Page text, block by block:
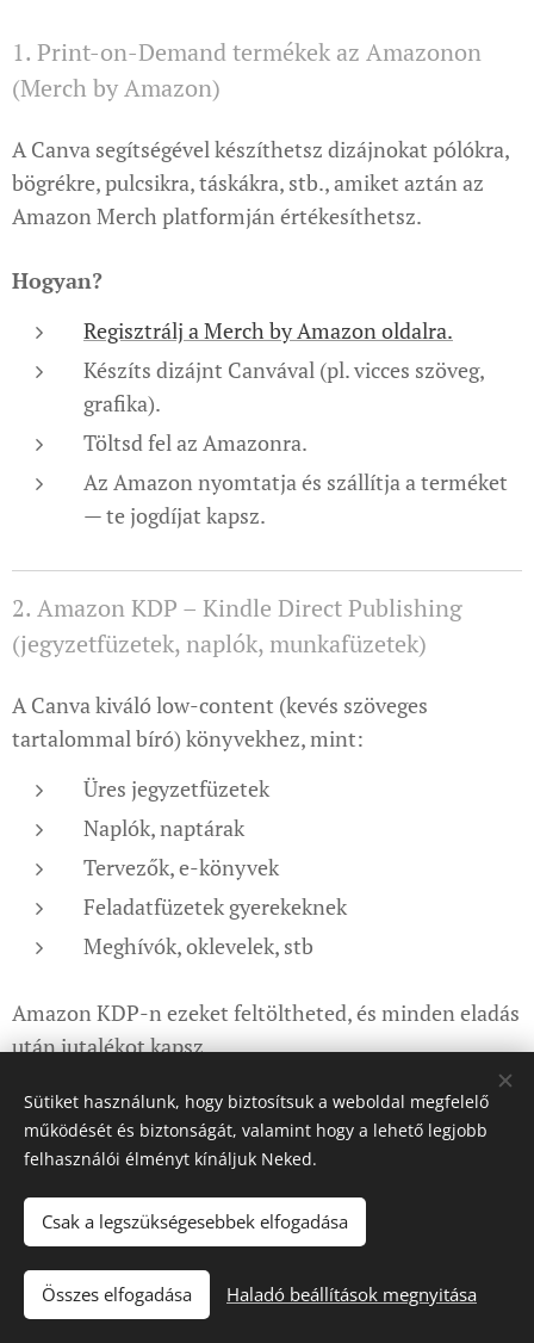
1. Print-on-Demand termékek az Amazonon
(Merch by Amazon)
A Canva segítségével készíthetsz dizájnokat pólókra,
bögrékre, pulcsikra, táskákra, stb., amiket aztán az
Amazon Merch platformján értékesíthetsz.
Hogyan?
Regisztrálj a Merch by Amazon oldalra.
Készíts dizájnt Canvával (pl. vicces szöveg,
grafika).
Töltsd fel az Amazonra.
Az Amazon nyomtatja és szállítja a terméket
— te jogdíjat kapsz.
2. Amazon KDP – Kindle Direct Publishing
(jegyzetfüzetek, naplók, munkafüzetek)
A Canva kiváló low-content (kevés szöveges
tartalommal bíró) könyvekhez, mint:
Üres jegyzetfüzetek
Naplók, naptárak
Tervezők, e-könyvek
Feladatfüzetek gyerekeknek
Meghívók, oklevelek, stb
Amazon KDP-n ezeket feltöltheted, és minden eladás
után jutalékot kapsz.
Hogyan?
Készíts belső oldalakat Canvában (pl. heti tervező).
Mentsd PDF-ben.
Készíts borítót Canvával.
Regisztrálj az Amazon KDP oldalán.
Sütiket használunk, hogy biztosítsuk a weboldal megfelelő
működését és biztonságát, valamint hogy a lehető legjobb
felhasználói élményt kínáljuk Neked.
Csak a legszükségesebbek elfogadása
Összes elfogadása Haladó beállítások megnyitása